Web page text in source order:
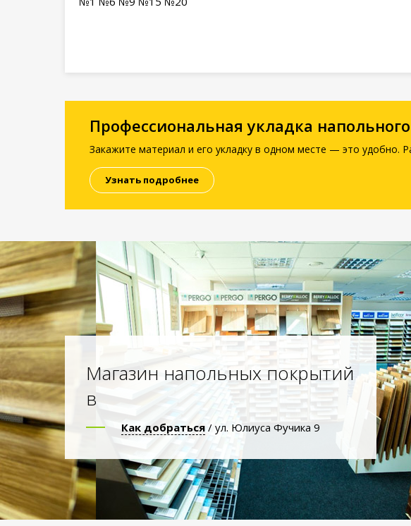
Профессиональная укладка
Закажите материал и его укладку в одном месте — это удобно.
Узнать подробнее
Магазин напольных покрытий
в
Как добраться / ул. Юлиуса Фучика 9